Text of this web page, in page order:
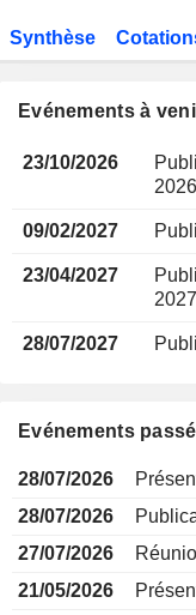
Synthèse
Evénements à
23/10/2026
2026
09/02/2027
23/04/2027
2027
28/07/2027
Evénements
28/07/2026
28/07/2026
27/07/2026
21/05/2026